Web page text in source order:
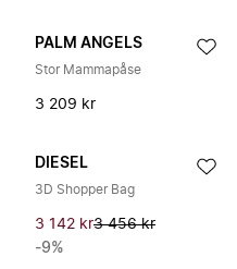
PALM ANGELS
Stor Mammapåse
3 209 kr
DIESEL
3D Shopper Bag
3 142 kr3 456 kr
-9%